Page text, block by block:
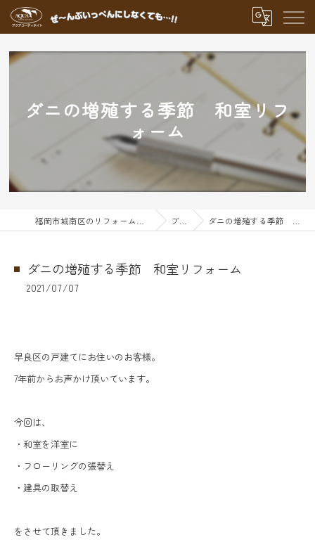
ダニの増殖する季節 和室リフ
ォーム
ブログ ダニの増殖する季節 和室リフォーム
ダニの増殖する季節 和室リフォーム
2021/07/07
早良区の戸建てにお住いのお客様。
7年前からお声かけ頂いています。
今回は、
・和室を洋室に
・フローリングの張替え
・建具の取替え
をさせて頂きました。